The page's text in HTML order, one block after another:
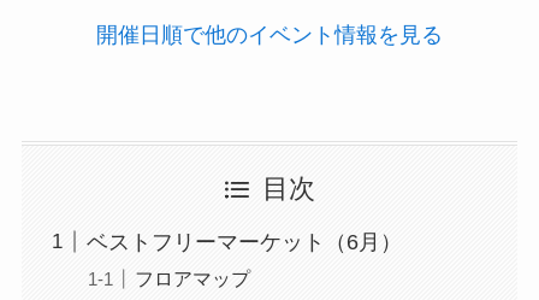
開催日順で他のイベント情報を見る
目次
ベストフリーマーケット（6月）
フロアマップ